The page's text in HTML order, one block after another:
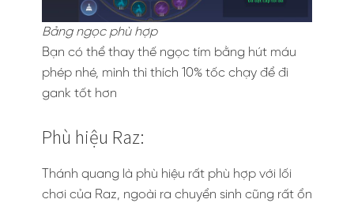
Bảng ngọc phù hợp
Bạn có thể thay thế ngọc tím bằng hút máu
phép nhé, mình thì thích 10% tốc chạy để đi
gank tốt hơn
Phù hiệu Raz:
Thánh quang là phù hiệu rất phù hợp với lối
chơi của Raz, ngoài ra chuyển sinh cũng rất ổn